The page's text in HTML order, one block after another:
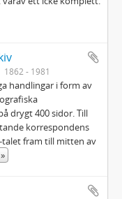
1862 - 1981
handlingar i form av
drygt 400 sidor. Till
korrespondens
talet fram till mitten av
»